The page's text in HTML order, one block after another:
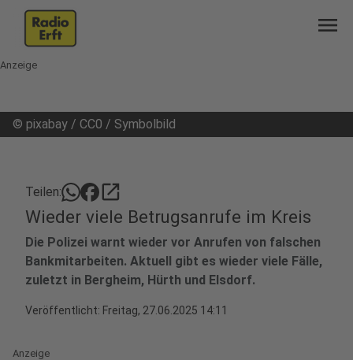
menu
Anzeige
© pixabay / CC0 / Symbolbild
Teilen: open_in_new
Wieder viele Betrugsanrufe im Kreis
Die Polizei warnt wieder vor Anrufen von falschen
Bankmitarbeiten. Aktuell gibt es wieder viele Fälle,
zuletzt in Bergheim, Hürth und Elsdorf.
Veröffentlicht: Freitag, 27.06.2025 14:11
Anzeige